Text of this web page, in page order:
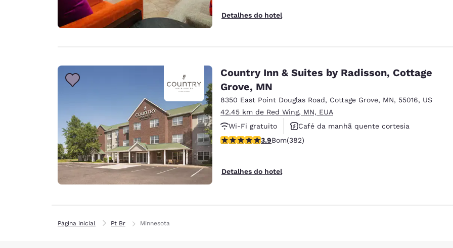
Detalhes do hotel
Country Inn & Suites by Radisson, Cottage
Grove, MN
8350 East Point Douglas Road, Cottage Grove, MN, 55016, US
42.45 km de Red Wing, MN, EUA
Wi-Fi gratuito
Café da manhã quente cortesia
Aceita animais de estimação
classificação 3.9 estrelas. Bom. 382 avaliações
3.9Bom(382)
Detalhes do hotel
Página inicial Pt Br Minnesota